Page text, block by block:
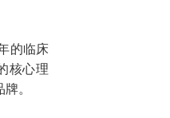
的临床
核心理
。